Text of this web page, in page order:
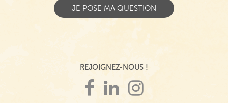
REJOIGNEZ-NOUS !